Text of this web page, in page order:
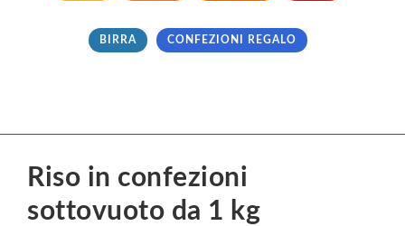
BIRRA CONFEZIONI REGALO
Riso in confezioni
sottovuoto da 1 kg